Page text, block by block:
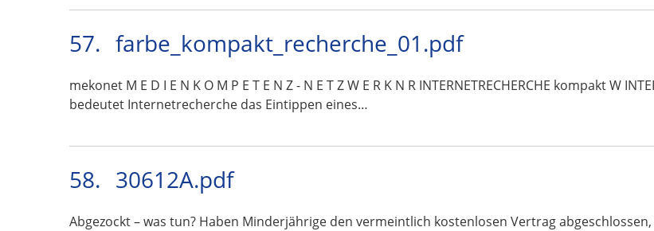
57. farbe_kompakt_recherche_01.pdf
mekonet M E D I E N K O M P E T E N Z - N E T Z W E R K N R INTERNETRECHERCHE kompakt W
bedeutet Internetrecherche das Eintippen eines…
58. 30612A.pdf
Abgezockt – was tun? Haben Minderjährige den vermeintlich kostenlosen Vertrag